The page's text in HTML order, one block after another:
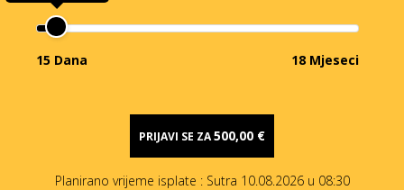
15 Dana 18 Mjeseci
PRIJAVI SE ZA500,00 €
Planirano vrijeme isplate : Sutra 10.08.2026 u 08:30